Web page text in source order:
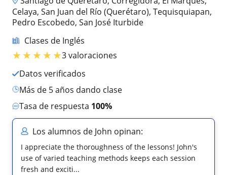
Celaya, San Juan del Río (Querétaro), Tequisquiapan,
Pedro Escobedo, San José Iturbide
Clases de Inglés
★★★★★3 valoraciones
Datos verificados
más de 5 años dando clase
Tasa de respuesta 100%
Los alumnos de John opinan:
I appreciate the thoroughness of the lessons! John's
use of varied teaching methods keeps each session
fresh and exciti...